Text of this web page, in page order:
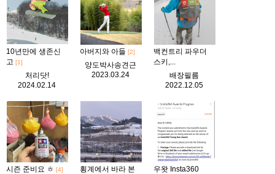
10년만에 생존신
고 [1]
처리닷!
2024.02.14
아버지와 아들 [2]
양도박사송견근
2023.03.24
백컨트리 파우더
스키,...
배장필름
2022.12.05
시즌 준비요 ㅎ [4]
횡계에서 바라 본
우왓 Insta360